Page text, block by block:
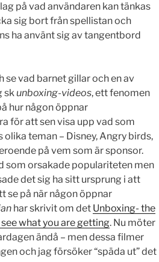
på vad användaren kan tänkas
sig bort från spellistan och
ha använt sig av tangentbord
vad barnet gillar och en av
skunboxing-videos, ett fenomen
hur någon öppnar
för att sen visa upp vad som
olika teman – Disney, Angry birds,
på vem som är sponsor.
som orsakade populariteten men
det sig ha sitt ursprung i att
se på när någon öppnar
har skrivit om det Unboxing- the
what you are getting. Nu möter
ändå – men dessa filmer
och jag försöker “späda ut” det